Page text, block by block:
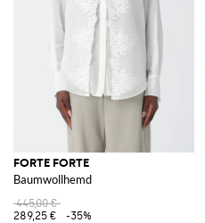
FORTE FORTE
Baumwollhemd
445,00 €
289,25 €
-35%